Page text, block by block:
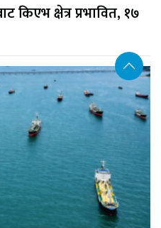
किएभ क्षेत्र प्रभावित, १७